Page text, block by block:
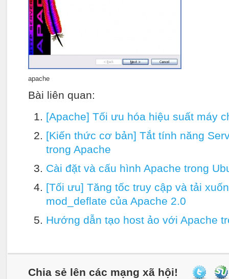
apache
Bài liên quan:
[Apache] Tối ưu hóa hiệu suất máy
[Kiến thức cơ bản] Tắt tính năng
trong Apache
Cài đặt và cấu hình Apache trong
[Tối ưu] Tăng tốc truy cập và tải
mod_deflate của Apache 2.0
Hướng dẫn tạo host ảo với Apache
Chia sẻ lên các mạng xã hội!